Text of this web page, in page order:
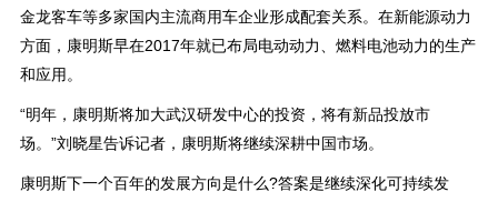
金龙客车等多家国内主流商用车企业形成配套关系。在新能源动力
方面，康明斯早在2017年就已布局电动动力、燃料电池动力的生产
和应用。
“明年，康明斯将加大武汉研发中心的投资，将有新品投放市
场。”刘晓星告诉记者，康明斯将继续深耕中国市场。
康明斯下一个百年的发展方向是什么?答案是继续深化可持续发